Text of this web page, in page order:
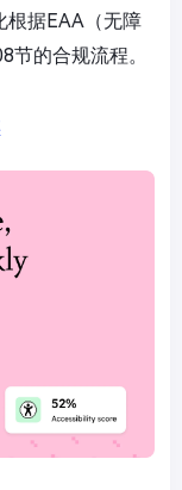
根据EAA（无障
的合规流程。